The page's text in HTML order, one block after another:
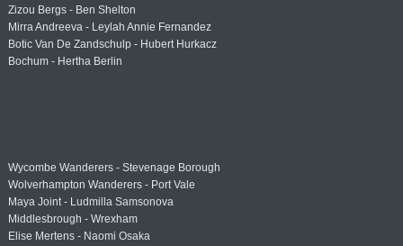
Zizou Bergs - Ben Shelton
Mirra Andreeva - Leylah Annie Fernandez
Botic Van De Zandschulp - Hubert Hurkacz
Bochum - Hertha Berlin
Wycombe Wanderers - Stevenage Borough
Wolverhampton Wanderers - Port Vale
Maya Joint - Ludmilla Samsonova
Middlesbrough - Wrexham
Elise Mertens - Naomi Osaka